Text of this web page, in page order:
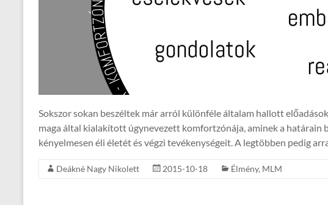
Sokszor sokan beszéltek már arról különféle általam hallott
maga által kialakított úgynevezett komfortzónája, aminek a határain
kényelmesen éli életét és végzi tevékenységeit. A legtöbben pedig
Deákné Nagy Nikolett 2015-10-18 Élmény, MLM